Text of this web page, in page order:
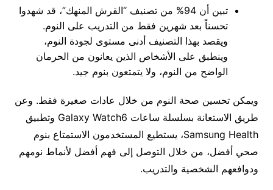
تبين أن 94% من تصنيف “القرش المنهك”، قد شهدوا
تحسناً بعد شهرين فقط من التدريب على النوم.
ويقصد بهذا التصنيف أدنى مستوى لجودة النوم،
وينطبق على الأشخاص الذين يعانون من الحرمان
الواضح من النوم، ولا يتمتعون بنوم جيد.
ويمكن تحسين صحة النوم من خلال عادات صغيرة فقط. وعن
طريق الاستعانة بسلسلة ساعات Galaxy Watch6 وتطبيق
Samsung Health، يستطيع المستخدمون الاستمتاع بنوم
صحي أفضل، من خلال التوصل إلى فهم أفضل لأنماط نومهم
ودوافعهم الشخصية والتدريب.